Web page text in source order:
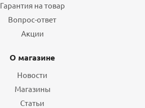
Гарантия на товар
Вопрос-ответ
Акции
О магазине
Новости
Магазины
Статьи